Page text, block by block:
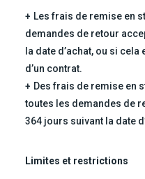
Les frais de remise en
demandes de retour
la date d’achat, ou si
d’un contrat.
Des frais de remise en
toutes les demandes de
364 jours suivant la date
Limites et restrictions